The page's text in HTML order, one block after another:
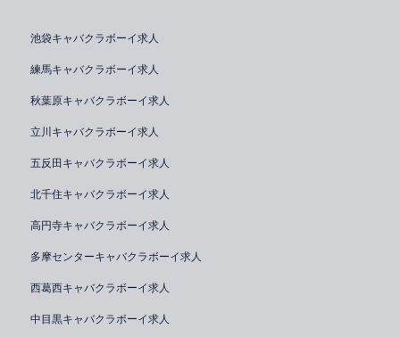
池袋キャバクラボーイ求人
練馬キャバクラボーイ求人
秋葉原キャバクラボーイ求人
立川キャバクラボーイ求人
五反田キャバクラボーイ求人
北千住キャバクラボーイ求人
高円寺キャバクラボーイ求人
多摩センターキャバクラボーイ求人
西葛西キャバクラボーイ求人
中目黒キャバクラボーイ求人